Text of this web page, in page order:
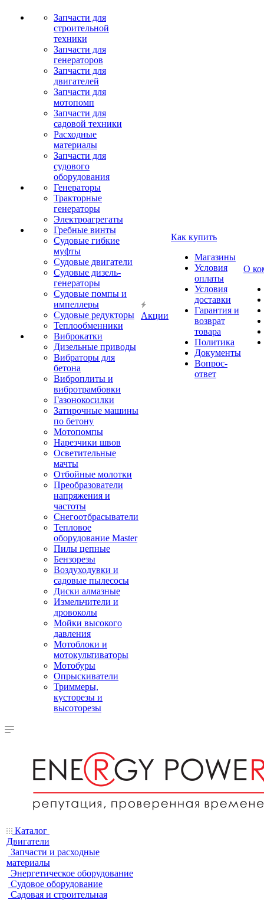
Запчасти для
строительной
техники
Запчасти для
генераторов
Запчасти для
двигателей
Запчасти для
мотопомп
Запчасти для
садовой техники
Расходные
материалы
Запчасти для
судового
оборудования
Генераторы
Тракторные
генераторы
Электроагрегаты
Гребные винты
Судовые гибкие
муфты
Судовые двигатели
Судовые дизель-
генераторы
Судовые помпы и
импеллеры
Судовые редукторы
Теплообменники
Виброкатки
Дизельные приводы
Вибраторы для
бетона
Виброплиты и
вибротрамбовки
Газонокосилки
Затирочные машины
по бетону
Мотопомпы
Нарезчики швов
Осветительные
мачты
Отбойные молотки
Преобразователи
напряжения и
частоты
Снегоотбрасыватели
Тепловое
оборудование Master
Пилы цепные
Бензорезы
Воздуходувки и
садовые пылесосы
Диски алмазные
Измельчители и
дровоколы
Мойки высокого
давления
Мотоблоки и
мотокультиваторы
Мотобуры
Опрыскиватели
Триммеры,
кусторезы и
высоторезы
Акции
Как купить
Магазины
Условия
оплаты
Условия
доставки
Гарантия и
возврат
товара
Политика
Документы
Вопрос-
ответ
О
Каталог
Двигатели
Запчасти и расходные
материалы
Энергетическое оборудование
Судовое оборудование
Садовая и строительная